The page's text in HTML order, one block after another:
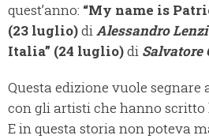
quest’anno: “My name is
(23 luglio)diAlessandro Lenzi
Italia” (24 luglio)di Salvatore
Questa edizione vuole segnare
con gli artisti che hanno scritto
E in questa storia non poteva